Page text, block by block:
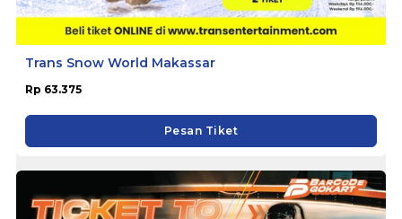
Trans Snow World Makassar
Rp 63.375
Pesan Tiket